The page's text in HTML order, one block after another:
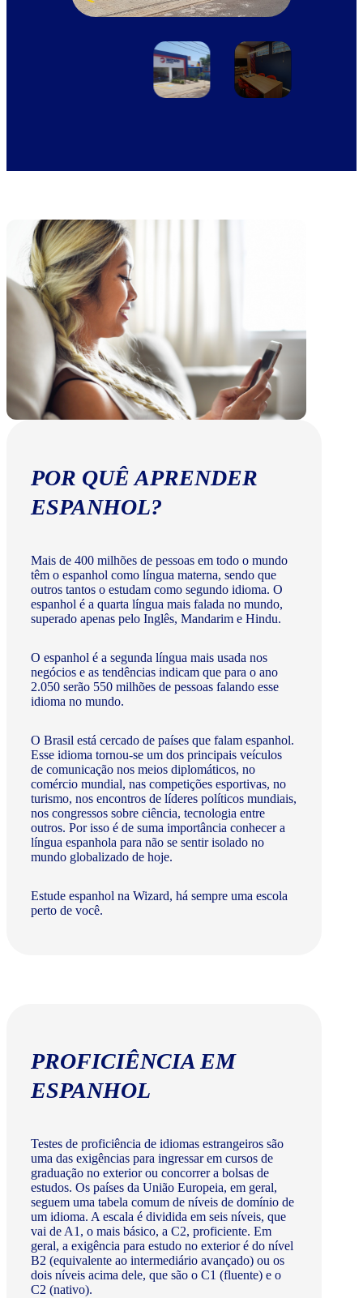
POR QUÊ APRENDER
ESPANHOL?
Mais de 400 milhões de pessoas em todo o mundo
têm o espanhol como língua materna, sendo que
outros tantos o estudam como segundo idioma. O
espanhol é a quarta língua mais falada no mundo,
superado apenas pelo Inglês, Mandarim e Hindu.
O espanhol é a segunda língua mais usada nos
negócios e as tendências indicam que para o ano
2.050 serão 550 milhões de pessoas falando esse
idioma no mundo.
O Brasil está cercado de países que falam espanhol.
Esse idioma tornou-se um dos principais veículos
de comunicação nos meios diplomáticos, no
comércio mundial, nas competições esportivas, no
turismo, nos encontros de líderes políticos mundiais,
nos congressos sobre ciência, tecnologia entre
outros. Por isso é de suma importância conhecer a
língua espanhola para não se sentir isolado no
mundo globalizado de hoje.
Estude espanhol na Wizard, há sempre uma escola
perto de você.
PROFICIÊNCIA EM
ESPANHOL
Testes de proficiência de idiomas estrangeiros são
uma das exigências para ingressar em cursos de
graduação no exterior ou concorrer a bolsas de
estudos. Os países da União Europeia, em geral,
seguem uma tabela comum de níveis de domínio de
um idioma. A escala é dividida em seis níveis, que
vai de A1, o mais básico, a C2, proficiente. Em
geral, a exigência para estudo no exterior é do nível
B2 (equivalente ao intermediário avançado) ou os
dois níveis acima dele, que são o C1 (fluente) e o
C2 (nativo).